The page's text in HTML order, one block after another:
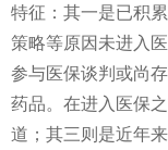
特征：其一是已积
策略等原因未进入
参与医保谈判或尚
药品。在进入医保
道；其三则是近年